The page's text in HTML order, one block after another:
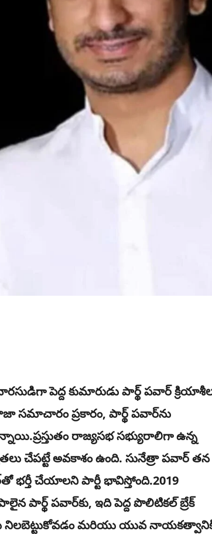
పెద్ద కుమారుడు పార్థ్ పవార్
సమాచారం ప్రకారం, పార్థ్ పవార్‌ను
రాజ్యసభ సభ్యురాలిగా ఉన్న
చేపట్టే అవకాశం ఉంది. సునేత్రా పవార్ తన
చేయాలని పార్టీ భావిస్తోంది.2019
పార్థ్ పవార్‌కు, ఇది పెద్ద పొలిటికల్ బ్రేక్
నిలబెట్టుకోవడం మరియు యువ